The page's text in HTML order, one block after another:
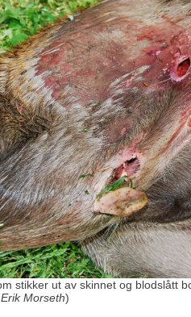
stikker ut av skinnet og blodslått
Morseth)